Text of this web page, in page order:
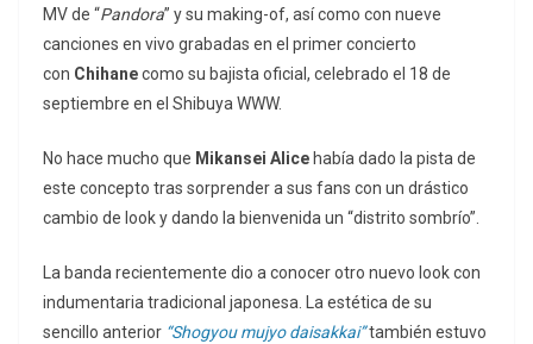
MV de “Pandora” y su making-of, así como con nueve
canciones en vivo grabadas en el primer concierto
con Chihanecomo su bajista oficial, celebrado el 18 de
septiembre en el Shibuya WWW.
No hace mucho que Mikansei Alice había dado la pista de
este concepto tras sorprender a sus fans con un drástico
cambio de look y dando la bienvenida un “distrito sombrío”.
La banda recientemente dio a conocer otro nuevo look con
indumentaria tradicional japonesa. La estética de su
sencillo anterior “Shogyou mujyo daisakkai”también estuvo